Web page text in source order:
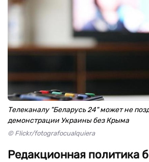
Телеканалу "Беларусь 24" может не
демонстрации Украины без Крыма
© Flickr/fotografocualquiera
Редакционная политика